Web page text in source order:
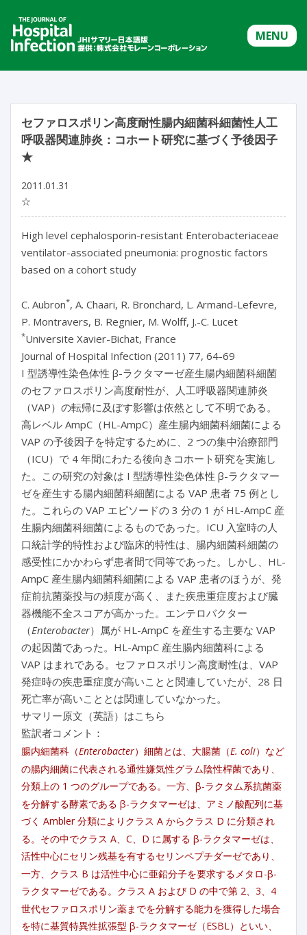
MENU
セファロスポリン高度耐性腸内細菌科細菌性人工
呼吸器関連肺炎：コホート研究に基づく予後因子
★
2011.01.31
☆
High level cephalosporin-resistant Enterobacteriaceae
ventilator-associated pneumonia: prognostic factors
based on a cohort study
C. Aubron*, A. Chaari, R. Bronchard, L. Armand-Lefevre,
P. Montravers, B. Regnier, M. Wolff, J.-C. Lucet
*Universite Xavier-Bichat, France
Journal of Hospital Infection (2011) 77, 64-69
I 型誘導性染色体性 β-ラクタマーゼ産生腸内細菌科細菌
のセファロスポリン高度耐性が、人工呼吸器関連肺炎
（VAP）の転帰に及ぼす影響は依然として不明である。
高レベル AmpC（HL-AmpC）産生腸内細菌科細菌による
VAP の予後因子を特定するために、2 つの集中治療部門
（ICU）で 4 年間にわたる後向きコホート研究を実施し
た。この研究の対象は I 型誘導性染色体性 β-ラクタマー
ゼを産生する腸内細菌科細菌による VAP 患者 75 例とし
た。これらの VAP エピソードの 3 分の 1 が HL-AmpC 産
生腸内細菌科細菌によるものであった。ICU 入室時の人
口統計学的特性および臨床的特性は、腸内細菌科細菌の
感受性にかかわらず患者間で同等であった。しかし、HL-
AmpC 産生腸内細菌科細菌による VAP 患者のほうが、発
症前抗菌薬投与の頻度が高く、また疾患重症度および臓
器機能不全スコアが高かった。エンテロバクター
（Enterobacter）属が HL-AmpC を産生する主要な VAP
の起因菌であった。HL-AmpC 産生腸内細菌科による
VAP はまれである。セファロスポリン高度耐性は、VAP
発症時の疾患重症度が高いことと関連していたが、28 日
死亡率が高いこととは関連していなかった。
サマリー原文（英語）はこちら
監訳者コメント：
腸内細菌科（Enterobacter）細菌とは、大腸菌（E. coli）など
の腸内細菌に代表される通性嫌気性グラム陰性桿菌であり、
分類上の 1 つのグループである。一方、β-ラクタム系抗菌薬
を分解する酵素である β-ラクタマーゼは、アミノ酸配列に基
づく Ambler 分類によりクラス A からクラス D に分類され
る。その中でクラス A、C、D に属する β-ラクタマーゼは、
活性中心にセリン残基を有するセリンペプチダーゼであり、
一方、クラス B は活性中心に亜鉛分子を要求するメタロ-β-
ラクタマーゼである。クラス A および D の中で第 2、3、4
世代セファロスポリン薬までを分解する能力を獲得した場合
を特に基質特異性拡張型 β-ラクタマーゼ（ESBL）といい、